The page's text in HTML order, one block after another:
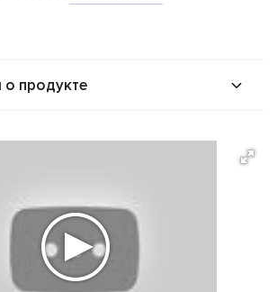
продукте